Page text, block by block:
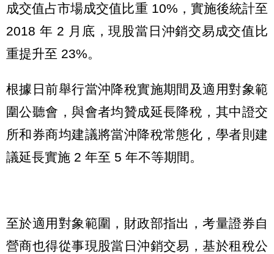
成交值占市場成交值比重 10%，實施後統計至
2018 年 2 月底，現股當日沖銷交易成交值比
重提升至 23%。
根據日前舉行當沖降稅實施期間及適用對象範
圍公聽會，與會者均贊成延長降稅，其中證交
所和券商均建議將當沖降稅常態化，學者則建
議延長實施 2 年至 5 年不等期間。
至於適用對象範圍，財政部指出，考量證券自
營商也得從事現股當日沖銷交易，基於租稅公